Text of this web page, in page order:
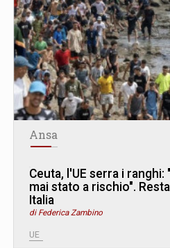
Ansa
Ceuta, l'UE serra i
mai stato a rischio".
Italia
di Federica Zambino
UE